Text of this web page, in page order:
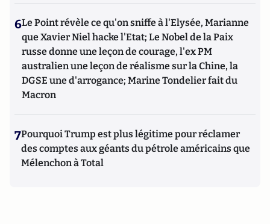
6Le Point révèle ce qu'on sniffe à l'Elysée, Marianne
que Xavier Niel hacke l'Etat; Le Nobel de la Paix
russe donne une leçon de courage, l'ex PM
australien une leçon de réalisme sur la Chine, la
DGSE une d'arrogance; Marine Tondelier fait du
Macron
7Pourquoi Trump est plus légitime pour réclamer
des comptes aux géants du pétrole américains que
Mélenchon à Total